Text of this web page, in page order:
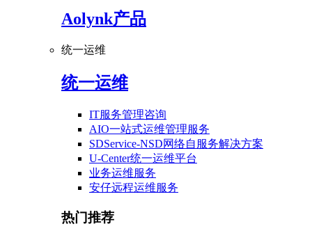
Aolynk产品
统一运维
统一运维
IT服务管理咨询
AIO一站式运维管理服务
SDService-NSD网络自服务解决方案
U-Center统一运维平台
业务运维服务
安仔远程运维服务
热门推荐